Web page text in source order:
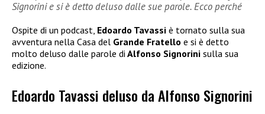
Signorini e si è detto deluso dalle sue parole. Ecco perché
Ospite di un podcast, Edoardo Tavassi è tornato sulla sua
avventura nella Casa del Grande Fratello e si è detto
molto deluso dalle parole di Alfonso Signorini sulla sua
edizione.
Edoardo Tavassi deluso da Alfonso Signorini